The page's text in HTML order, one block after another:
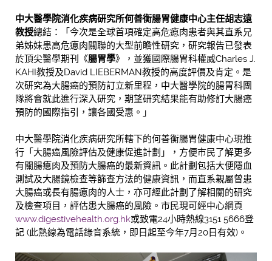
中大醫學院消化疾病研究所何善衡腸胃健康中心主任胡志遠
教授總結：「今次是全球首項確定高危瘜肉患者與其直系兄
弟姊妹患高危瘜肉關聯的大型前瞻性研究，研究報告已發表
於頂尖醫學期刊《腸胃學》，並獲國際腸胃科權威Charles J.
KAHI教授及David LIEBERMAN教授的高度評價及肯定。是
次研究為大腸癌的預防訂立新里程，中大醫學院的腸胃科團
隊將會就此進行深入研究，期望研究結果能有助修訂大腸癌
預防的國際指引，讓各國受惠。」
中大醫學院消化疾病研究所轄下的何善衡腸胃健康中心現推
行「大腸癌風險評估及健康促進計劃」，方便市民了解更多
有關腸瘜肉及預防大腸癌的最新資訊。此計劃包括大便隱血
測試及大腸鏡檢查等篩查方法的健康資訊，而直系親屬曾患
大腸癌或長有腸瘜肉的人士，亦可經此計劃了解相關的研究
及檢查項目，評估患大腸癌的風險。市民現可經中心網頁
www.digestivehealth.org.hk或致電24小時熱線3151 5666登
記 (此熱線為電話錄音系統，即日起至今年7月20日有效)。